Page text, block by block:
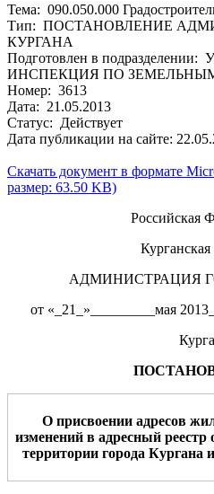
Тема: 090.050.000
Тип: ПОСТАНОВЛЕНИЕ
КУРГАНА
Подготовлен в
ИНСПЕКЦИЯ ПО
Номер: 3613
Дата: 21.05.2013
Статус: Действует
Дата публикации на сайте:
Скачать документ в формате
размер: 63.50 KB)
Российская
Курганская
АДМИНИСТРАЦИЯ
от «_21_»_________мая
О присвоении адресов
изменений в адресный
территории города Кургана